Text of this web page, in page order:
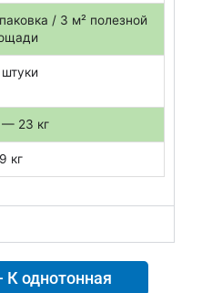
/ 3 м² полезной
— 23 кг
кг
К однотонная